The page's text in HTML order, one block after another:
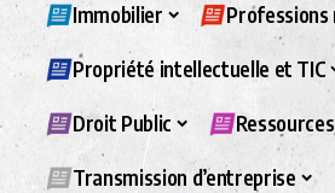
Immobilier
Propriété intellectuelle et TIC
Droit Public
Transmission d’entreprise